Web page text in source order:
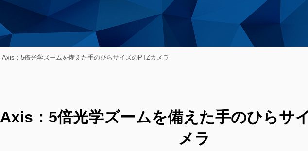
Axis：5倍光学ズームを備えた手のひらサイズのPTZカメラ
Axis：5倍光学ズームを備えた手のひらサ
メラ